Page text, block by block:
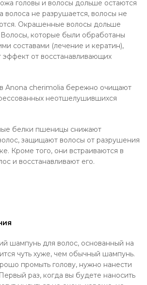
головы и волосы дольше остаются
волоса не разрушается, волосы не
Окрашенные волосы дольше
которые были обработаны
составами (лечение и кератин),
от восстанавливающих
Anona cherimolia бережно очищают
неотшелушившихся
белки пшеницы снижают
защищают волосы от разрушения
Кроме того, они встраиваются в
и восстанавливают его.
шампунь для волос, основанный на
чуть хуже, чем обычный шампунь.
промыть голову, нужно нанести
раз, когда вы будете наносить